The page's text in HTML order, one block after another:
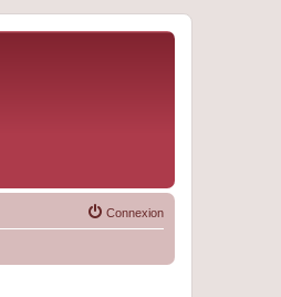
Connexion